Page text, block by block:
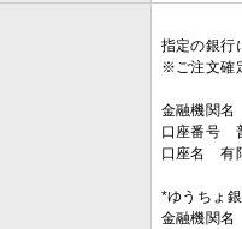
指定の銀行
※ご注文確
金融機関
口座番号
口座名 有
*ゆうちょ
金融機関